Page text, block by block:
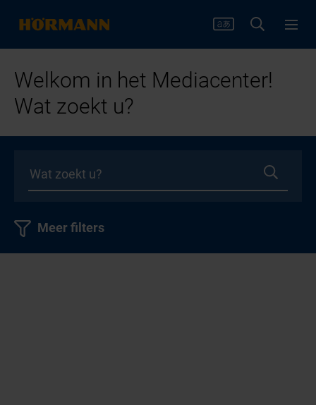
Welkom in het Mediacenter!
Wat zoekt u?
Meer filters